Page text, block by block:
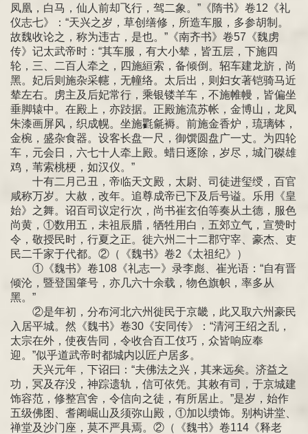
凤凰，白马，仙人前却飞行，驾二象。”《隋书》卷12《礼
仪志七》：“天兴之岁，草创缮修，所造车服，多参胡制。
故魏收论之，称为违古，是也。”《南齐书》卷57《魏虏
传》记太武帝时：“其车服，有大小辇，皆五层，下施四
轮，三、二百人牵之，四施絙索，备倾倒。轺车建龙旂，尚
黑。妃后则施杂采幰，无幢络。太后出，则妇女著铠骑马近
辇左右。虏主及后妃常行，乘银镂羊车，不施帷幔，皆偏坐
垂脚辕中。在殿上，亦跂据。正殿施流苏帐，金博山，龙凤
朱漆画屏风，织成幌。坐施氍毹褥。前施金香炉，琉璃钵，
金椀，盛杂食器。设客长盘一尺，御馔圆盘广一丈。为四轮
车，元会日，六七十人牵上殿。蜡日逐除，岁尽，城门磔雄
鸡，苇索桃梗，如汉仪。”
十有二月己丑，帝临天文殿，太尉、司徒进玺绶，百官
咸称万岁。大赦，改年。追尊成帝已下及后号谥。乐用《皇
始》之舞。诏百司议定行次，尚书崔玄伯等奏从土德，服色
尚黄，①数用五，未祖辰腊，牺牲用白，五郊立气，宣赞时
令，敬授民时，行夏之正。徙六州二十二郡守宰、豪杰、吏
民二千家于代都。②（《魏书》卷2《太祖纪》）
①《魏书》卷108《礼志一》录李彪、崔光语：“自有晋
倾沦，暨登国肇号，亦几六十余载，物色旗帜，率多从
黑。”
②是年初，分布河北六州徙民于京畿，此又取六州豪民
入居平城。然《魏书》卷30《安同传》：“清河王绍之乱，
太宗在外，使夜告同，令收合百工伎巧，众皆响应奉
迎。”似乎道武帝时都城内以匠户居多。
天兴元年，下诏曰：“夫佛法之兴，其来远矣。济益之
功，冥及存没，神踪遗轨，信可依凭。其敕有司，于京城建
饰容范，修整宫舍，令信向之徒，有所居止。”是岁，始作
五级佛图、耆阇崛山及须弥山殿，①加以缋饰。别构讲堂、
禅堂及沙门座，莫不严具焉。②（《魏书》卷114《释老